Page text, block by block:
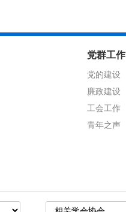
党群工作
党的建设
廉政建设
工会工作
青年之声